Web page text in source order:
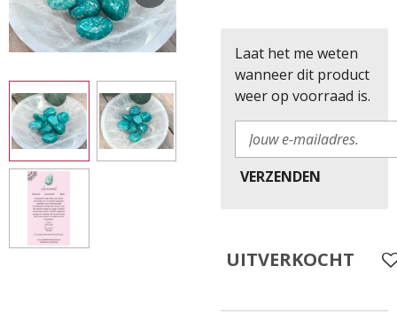
Laat het me weten
wanneer dit product
weer op voorraad is.
VERZENDEN
UITVERKOCHT